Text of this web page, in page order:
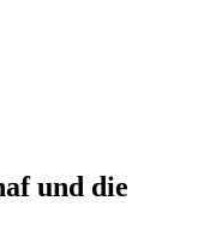
und die